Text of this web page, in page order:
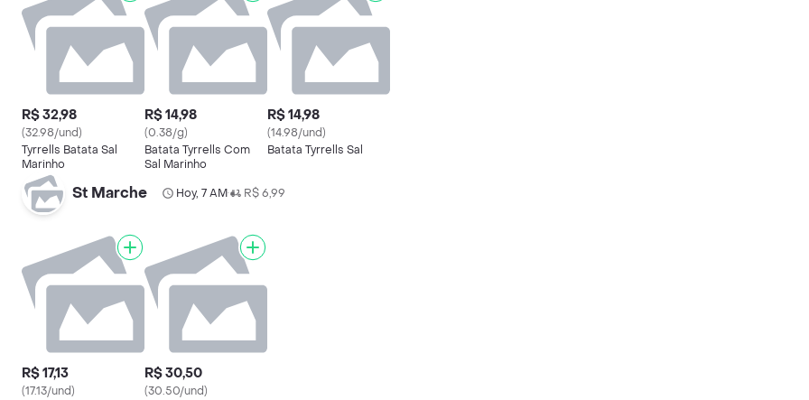
R$ 32,98
(32.98/und)
Tyrrells Batata Sal
Marinho
R$ 14,98
(0.38/g)
Batata Tyrrells Com
Sal Marinho
R$ 14,98
(14.98/und)
Batata Tyrrells Sal
St Marche Hoy, 7 AM• R$ 6,99
R$ 17,13
(17.13/und)
R$ 30,50
(30.50/und)